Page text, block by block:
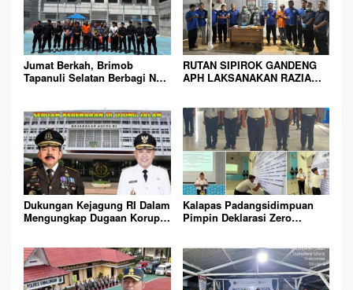
Jumat Berkah, Brimob
Tapanuli Selatan Berbagi Nasi
RUTAN SIPIROK GANDENG
APH LAKSANAKAN RAZIA
LINGKUNGAN
PEMASYARAKATAN YANG
AMAN
Dukungan Kejagung RI Dalam
Mengungkap Dugaan Korupsi
Dan Tangkap!
Kalapas Padangsidimpuan
Pimpin Deklarasi Zero
Padangsidimpuan